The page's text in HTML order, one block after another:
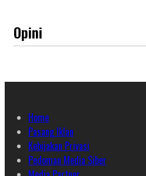
Opini
Home
Pasang Iklan
Kebijakan Privasi
Pedoman Media Siber